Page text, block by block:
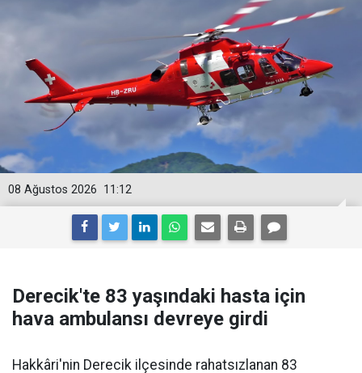
11:12
08 Ağustos 2026
Derecik'te 83 yaşındaki hasta için
hava ambulansı devreye girdi
Hakkâri'nin Derecik ilçesinde rahatsızlanan 83